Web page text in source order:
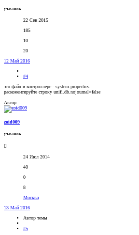
участник
22 Сен 2015
185
10
20
12 Май 2016
#4
это файл в контроллере - system.properties.
раскоментируйте строку unifi.db.nojournal=false
Автор
zoid009
участник
24 Июл 2014
40
0
8
Москва
13 Май 2016
Автор темы
#5